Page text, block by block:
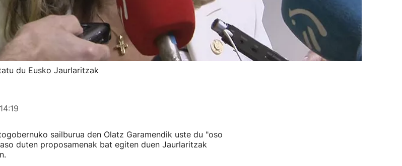
du Eusko Jaurlaritzak
sailburua den Olatz Garamendik uste du "oso
duten proposamenak bat egiten duen Jaurlaritzak